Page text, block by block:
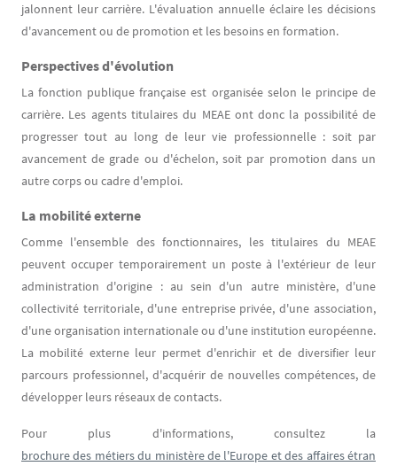
jalonnent leur carrière. L'évaluation annuelle éclaire les décisions
d'avancement ou de promotion et les besoins en formation.
Perspectives d'évolution
La fonction publique française est organisée selon le principe de
carrière. Les agents titulaires du MEAE ont donc la possibilité de
progresser tout au long de leur vie professionnelle : soit par
avancement de grade ou d'échelon, soit par promotion dans un
autre corps ou cadre d'emploi.
La mobilité externe
Comme l'ensemble des fonctionnaires, les titulaires du MEAE
peuvent occuper temporairement un poste à l'extérieur de leur
administration d'origine : au sein d'un autre ministère, d'une
collectivité territoriale, d'une entreprise privée, d'une association,
d'une organisation internationale ou d'une institution européenne.
La mobilité externe leur permet d'enrichir et de diversifier leur
parcours professionnel, d'acquérir de nouvelles compétences, de
développer leurs réseaux de contacts.
Pour plus d'informations, consultez la
brochure des métiers du ministère de l'Europe et des affaires étran